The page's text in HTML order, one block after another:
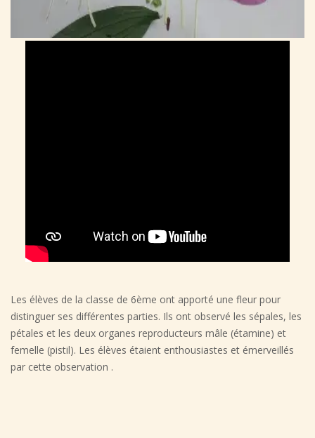
Les élèves de la classe de 6ème ont apporté une fleur pour
distinguer ses différentes parties. Ils ont observé les sépales, les
pétales et les deux organes reproducteurs mâle (étamine) et
femelle (pistil). Les élèves étaient enthousiastes et émerveillés
par cette observation .